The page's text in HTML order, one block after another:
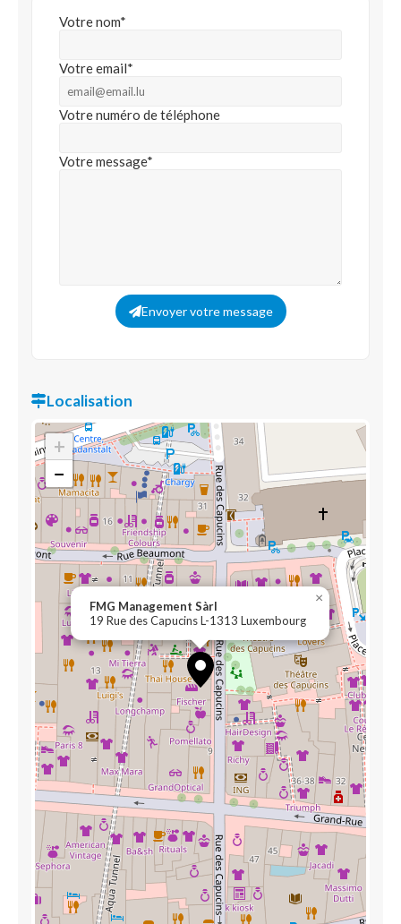
Votre nom*
Votre email*
Votre numéro de téléphone
Votre message*
Envoyer votre message
Localisation
FMG Management Sàrl
19 Rue des Capucins L-1313 Luxembourg
×
+
−